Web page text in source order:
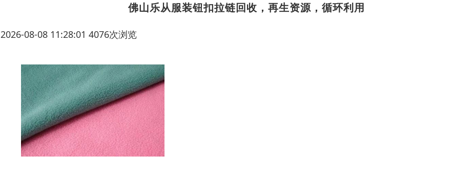
佛山乐从服装钮扣拉链回收，再生资源，循环利用
2026-08-08 11:28:01 4076次浏览